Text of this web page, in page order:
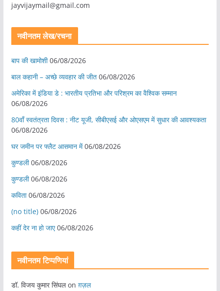
jayvijaymail@gmail.com
नवीनतम लेख/रचना
बाप की खामोशी 06/08/2026
बाल कहानी – अच्छे व्यवहार की जीत 06/08/2026
अमेरिका में इंडिया डे : भारतीय प्रतिभा और परिश्रम का वैश्विक सम्मान
06/08/2026
80वाँ स्वतंत्रता दिवस : नीट यूजी, सीबीएसई और ओएसएम में सुधार की आवश्यकता
06/08/2026
घर जमीन पर फ्लैट आसमान में 06/08/2026
कुण्डली 06/08/2026
कुण्डली 06/08/2026
कविता 06/08/2026
(no title) 06/08/2026
कहीं देर ना हो जाए 06/08/2026
नवीनतम टिप्पणियां
डॉ. विजय कुमार सिंघलon ग़ज़ल